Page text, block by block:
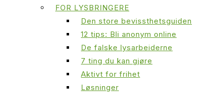
FOR LYSBRINGERE
Den store bevissthetsguiden
12 tips: Bli anonym online
De falske lysarbeiderne
7 ting du kan gjøre
Aktivt for frihet
Løsninger